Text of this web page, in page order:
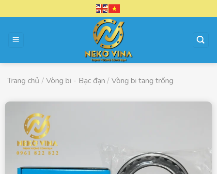
đến
dung
Trang chủ / Vòng bi - Bạc đạn / Vòng bi tang trống